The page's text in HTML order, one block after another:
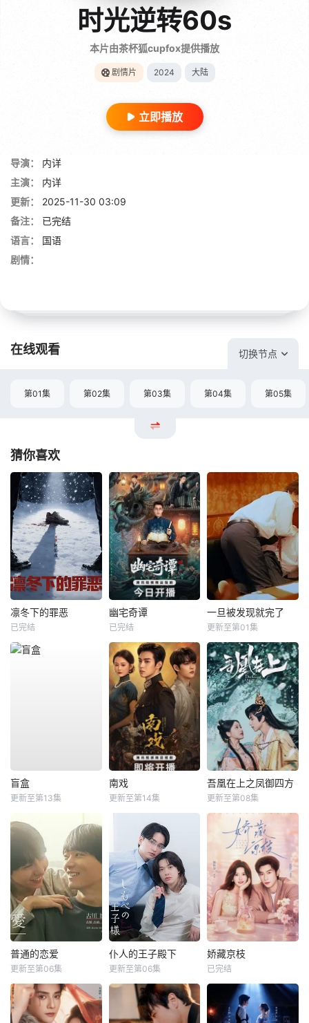
时光逆转60s
本片由茶杯狐cupfox提供播放
剧情片 2024 大陆
立即播放
导演：
内详
主演：
内详
更新：
2025-11-30 03:09
备注：
已完结
语言：
国语
剧情：
在线观看 切换节点
第01集 第02集 第03集 第04集 第05集
猜你喜欢
凛冬下的罪恶
已完结
幽宅奇谭
已完结
一旦被发现就完了
更新至第01集
盲盒
更新至第13集
南戏
更新至第14集
吾凰在上之凤御四方
更新至第08集
普通的恋爱
更新至第06集
仆人的王子殿下
更新至第06集
娇藏京枝
已完结